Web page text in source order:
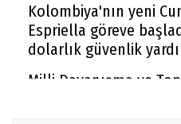
Kolombiya'nın yeni
Espriella göreve
dolarlık güvenlik
Milli Dayanışma ve